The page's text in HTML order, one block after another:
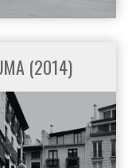
(2014)